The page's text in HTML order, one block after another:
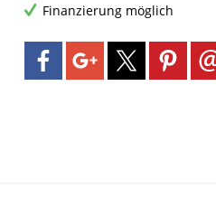
Finanzierung möglich